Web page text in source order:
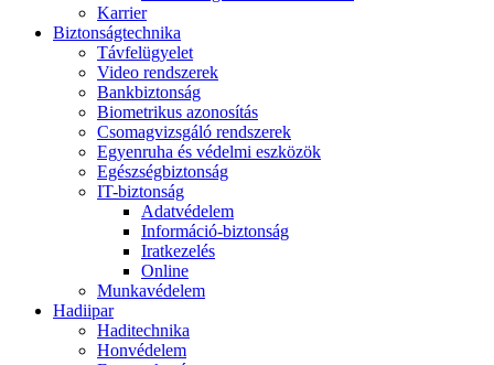
Karrier
Biztonságtechnika
Távfelügyelet
Video rendszerek
Bankbiztonság
Biometrikus azonosítás
Csomagvizsgáló rendszerek
Egyenruha és védelmi eszközök
Egészségbiztonság
IT-biztonság
Adatvédelem
Információ-biztonság
Iratkezelés
Online
Munkavédelem
Hadiipar
Haditechnika
Honvédelem